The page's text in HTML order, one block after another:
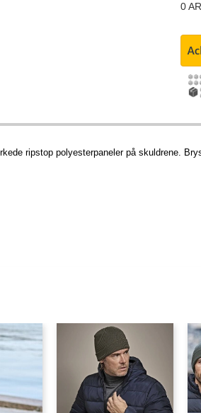
0
ripstop polyesterpaneler på skuldrene.